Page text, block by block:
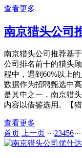
查看更多
南京猎头公司
南京猎头公司推荐基
公司排名前十的猎头
程中，遇到60%以上
数据作为招聘甄选中
是其中之一，南京猎
内容以借鉴选用。【
查看更多
首页
上一页 ···23456···